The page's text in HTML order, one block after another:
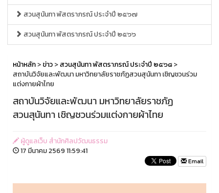
สวนสุนันทา พัสตราภรณ์ ประจำปี ๒๕๖๗
สวนสุนันทา พัสตราภรณ์ ประจำปี ๒๕๖๖
หน้าหลัก>ข่าว>สวนสุนันทา พัสตราภรณ์ ประจำปี ๒๕๖๘>
สถาบันวิจัยและพัฒนา มหาวิทยาลัยราชภัฏสวนสุนันทา เชิญชวนร่วม
แต่งกายผ้าไทย
สถาบันวิจัยและพัฒนา มหาวิทยาลัยราชภัฏ
สวนสุนันทา เชิญชวนร่วมแต่งกายผ้าไทย
ผู้ดูแลเว็บ สำนักศิลปวัฒนธรรม
17 มีนาคม 2569 11:59:41
Email